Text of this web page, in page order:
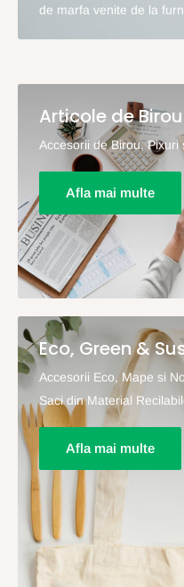
de marfa venite de la
Articole de Birou
Accesorii de Birou, Pixuri
Afla mai multe
Eco, Green &
Accesorii Eco, Mape si
Saci din Material
Afla mai multe